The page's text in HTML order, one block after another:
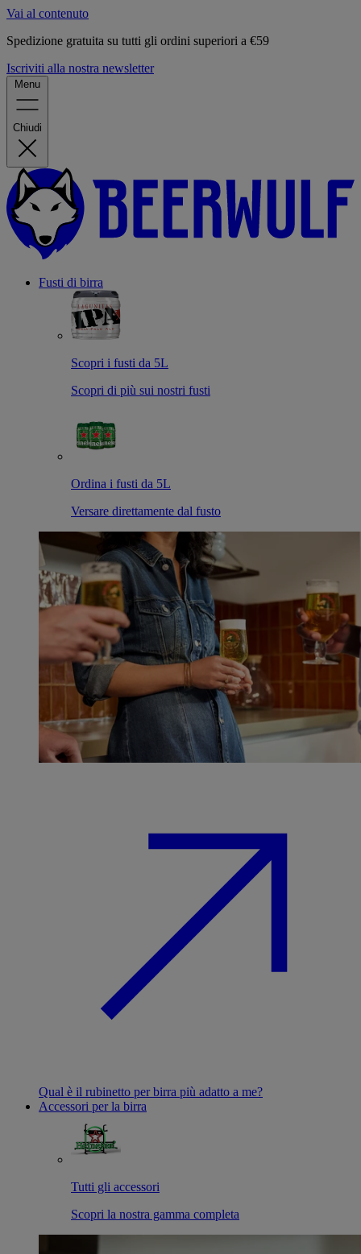
Vai al contenuto
Spedizione gratuita su tutti gli ordini superiori a €59
Iscriviti alla nostra newsletter
Menu
Chiudi
Fusti di birra
Scopri i fusti da 5L
Scopri di più sui nostri fusti
Ordina i fusti da 5L
Versare direttamente dal fusto
Qual è il rubinetto per birra più adatto a me?
Accessori per la birra
Tutti gli accessori
Scopri la nostra gamma completa